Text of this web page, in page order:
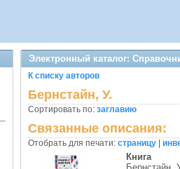
Электронный каталог:
К списку авторов
Бернстайн, У.
Сортировать по: заглавию
Связанные описания:
Отобрать для печати: страницу
Книга